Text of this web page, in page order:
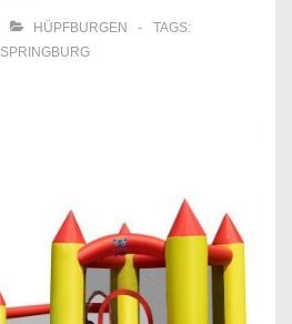
HÜPFBURGEN
TAGS:
SPRINGBURG